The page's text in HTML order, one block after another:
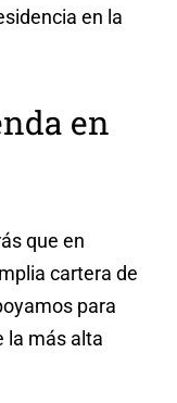
en la
en
que en
cartera de
para
la más alta